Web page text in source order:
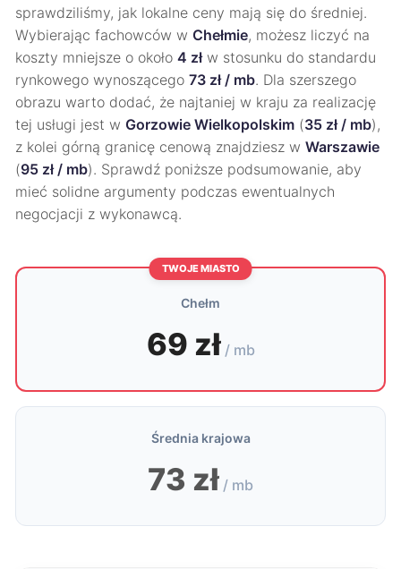
sprawdziliśmy, jak lokalne ceny mają się do średniej.
Wybierając fachowców w Chełmie, możesz liczyć na
koszty mniejsze o około 4 złw stosunku do standardu
rynkowego wynoszącego 73 zł / mb. Dla szerszego
obrazu warto dodać, że najtaniej w kraju za realizację
tej usługi jest w Gorzowie Wielkopolskim (35 zł / mb),
z kolei górną granicę cenową znajdziesz w Warszawie
(95 zł / mb). Sprawdź poniższe podsumowanie, aby
mieć solidne argumenty podczas ewentualnych
negocjacji z wykonawcą.
TWOJE MIASTO
Chełm
69 zł / mb
Średnia krajowa
73 zł / mb